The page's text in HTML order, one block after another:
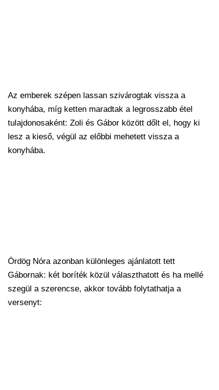
Az emberek szépen lassan szivárogtak vissza a
konyhába, míg ketten maradtak a legrosszabb étel
tulajdonosaként: Zoli és Gábor között dőlt el, hogy ki
lesz a kieső, végül az előbbi mehetett vissza a
konyhába.
Ördög Nóra azonban különleges ajánlatott tett
Gábornak: két boríték közül választhatott és ha mellé
szegül a szerencse, akkor tovább folytathatja a
versenyt: